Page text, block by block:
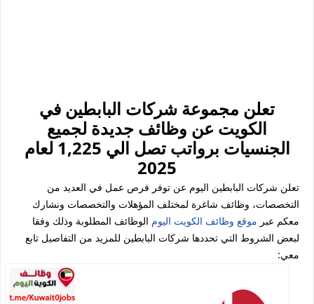
تعلن مجموعة شركات البابطين في
الكويت عن وظائف جديدة لجميع
الجنسيات برواتب تصل الي 1,225 لعام
2025
تعلن شركات البابطين اليوم عن توفر فرص عمل في العديد من
التخصصات، وظائف شاغرة لمختلف المؤهلات والتخصصات ونشارك
معكم عبر موقع وظائف الكويت اليوم الوظائف المطلوبة وذلك وفقا
لبعض الشروط التي تحددها شركات البابطين للمزيد من التفاصيل تابع
معي: